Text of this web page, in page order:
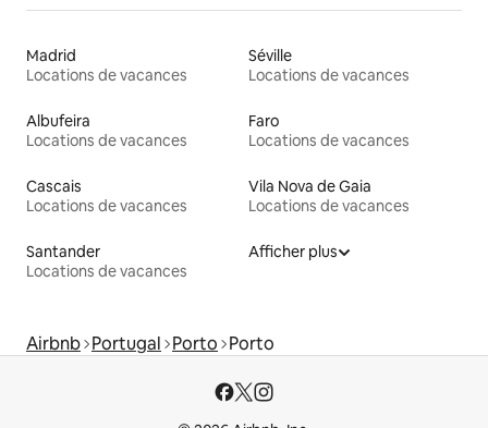
Madrid
Locations de vacances
Séville
Locations de vacances
Albufeira
Locations de vacances
Faro
Locations de vacances
Cascais
Locations de vacances
Vila Nova de Gaia
Locations de vacances
Santander
Locations de vacances
Afficher plus
Airbnb Portugal Porto Porto